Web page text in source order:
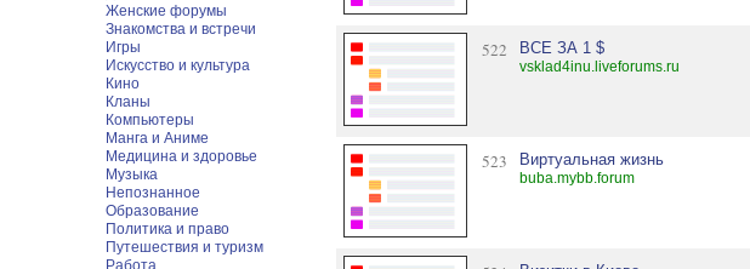
Женские форумы
Знакомства и встречи
Игры
Искусство и культура
Кино
Кланы
Компьютеры
Манга и Аниме
Медицина и здоровье
Музыка
Непознанное
Образование
Политика и право
Путешествия и туризм
Работа
522 ВСЕ ЗА 1 $
vsklad4inu.liveforums.ru
523 Виртуальная жизнь
buba.mybb.forum